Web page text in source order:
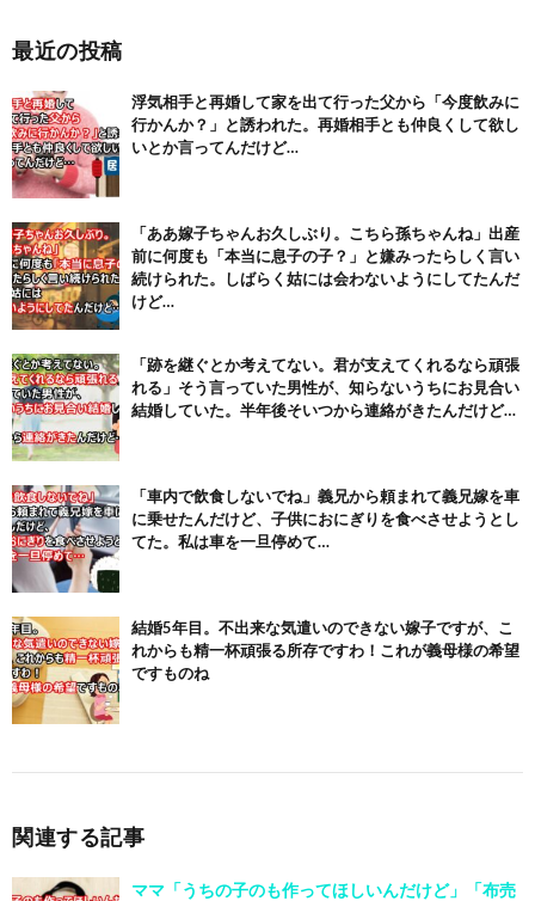
て...
NEW!
舌を絡ませて、唾液交換して── ちゅっちゅしながらの濃厚エッ...
(7/30)
【パリピ孔明】アニオリ場面も高評価「パリピ」続編への期待が高...
【画像】テイルズで一番マ〇コ舐めまわしたい女の子ｗｗｗｗｗ
(6/22)
Powered by livedoor 相互RSS
最近の投稿
浮気相手と再婚して家を出て行った父から「今度飲みに
行かんか？」と誘われた。再婚相手とも仲良くして欲し
いとか言ってんだけど…
「ああ嫁子ちゃんお久しぶり。こちら孫ちゃんね」出産
前に何度も「本当に息子の子？」と嫌みったらしく言い
続けられた。しばらく姑には会わないようにしてたんだ
けど…
「跡を継ぐとか考えてない。君が支えてくれるなら頑張
れる」そう言っていた男性が、知らないうちにお見合い
結婚していた。半年後そいつから連絡がきたんだけど…
「車内で飲食しないでね」義兄から頼まれて義兄嫁を車
に乗せたんだけど、子供におにぎりを食べさせようとし
てた。私は車を一旦停めて…
結婚5年目。不出来な気遣いのできない嫁子ですが、こ
れからも精一杯頑張る所存ですわ！これが義母様の希望
ですものね
関連する記事
ママ「うちの子のも作ってほしいんだけど」「布売